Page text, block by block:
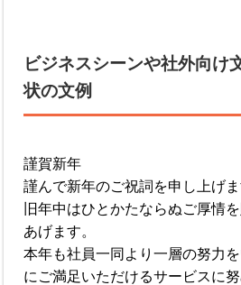
ビジネスシーンや社外向け
状の文例
謹賀新年
謹んで新年のご祝詞を申し上げま
旧年中はひとかたならぬご厚情
あげます。
本年も社員一同より一層の努力
にご満足いただけるサービスに